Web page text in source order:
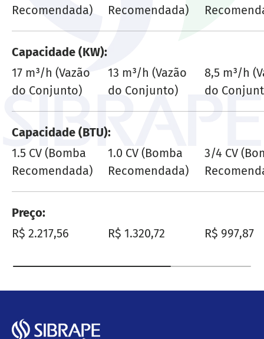
Recomendada)
Recomendada)
Capacidade (KW)
17 m³/h (Vazão
do Conjunto)
13 m³/h (Vazão
do Conjunto)
8,5 m³/h
do
Capacidade (BTU)
1.5 CV (Bomba
Recomendada)
1.0 CV (Bomba
Recomendada)
3/4 CV
Preço
Preço normal
R$ 2.217,56 Preço normal
R$ 1.320,72 Preço
R$ 997,87